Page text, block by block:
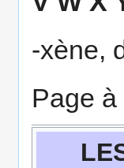
-xène,
Page